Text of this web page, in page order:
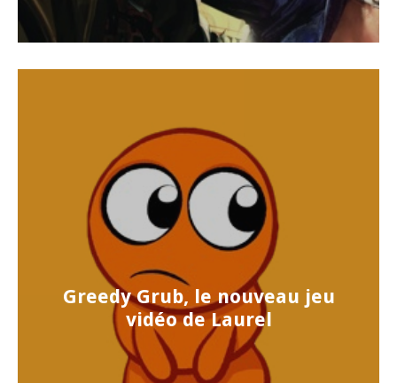
Greedy Grub, le nouveau jeu
vidéo de Laurel